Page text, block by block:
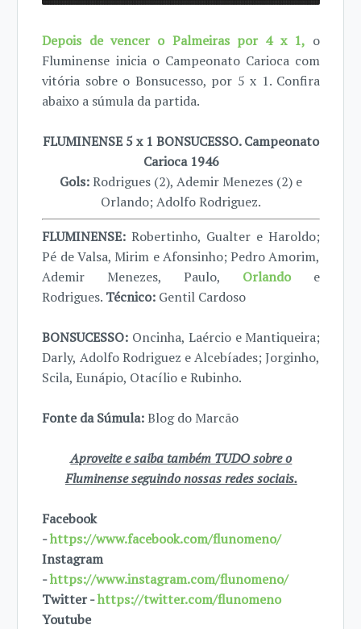
Depois de vencer o Palmeiras por 4 x 1, o
Fluminense inicia o Campeonato Carioca com
vitória sobre o Bonsucesso, por 5 x 1. Confira
abaixo a súmula da partida.
FLUMINENSE 5 x 1 BONSUCESSO. Campeonato
Carioca 1946
Gols:Rodrigues (2), Ademir Menezes (2) e
Orlando; Adolfo Rodriguez.
FLUMINENSE: Robertinho, Gualter e Haroldo;
Pé de Valsa, Mirim e Afonsinho; Pedro Amorim,
Ademir Menezes, Paulo, Orlandoe
Rodrigues. Técnico: Gentil Cardoso
BONSUCESSO: Oncinha, Laércio e Mantiqueira;
Darly, Adolfo Rodriguez e Alcebíades; Jorginho,
Scila, Eunápio, Otacílio e Rubinho.
Fonte da Súmula:Blog do Marcão
Aproveite e saiba também TUDO sobre o
Fluminense seguindo nossas redes sociais.
Facebook
-https://www.facebook.com/flunomeno/
Instagram
-https://www.instagram.com/flunomeno/
Twitter -https://twitter.com/flunomeno
Youtube